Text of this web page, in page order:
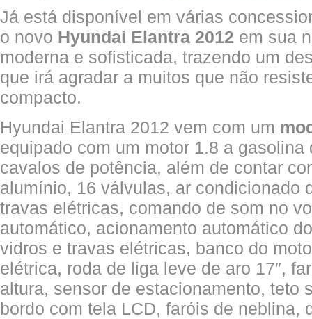
Já está disponível em várias
o novo Hyundai Elantra 2012 em sua
moderna e sofisticada, trazendo um
que irá agradar a muitos que não
compacto.
Hyundai Elantra 2012 vem com um
equipado com um motor 1.8 a gasolina
cavalos de potência, além de contar
alumínio, 16 válvulas, ar condicionado
travas elétricas, comando de som no
automático, acionamento automático
vidros e travas elétricas, banco do
elétrica, roda de liga leve de aro 17″,
altura, sensor de estacionamento, teto
bordo com tela LCD, faróis de neblina,